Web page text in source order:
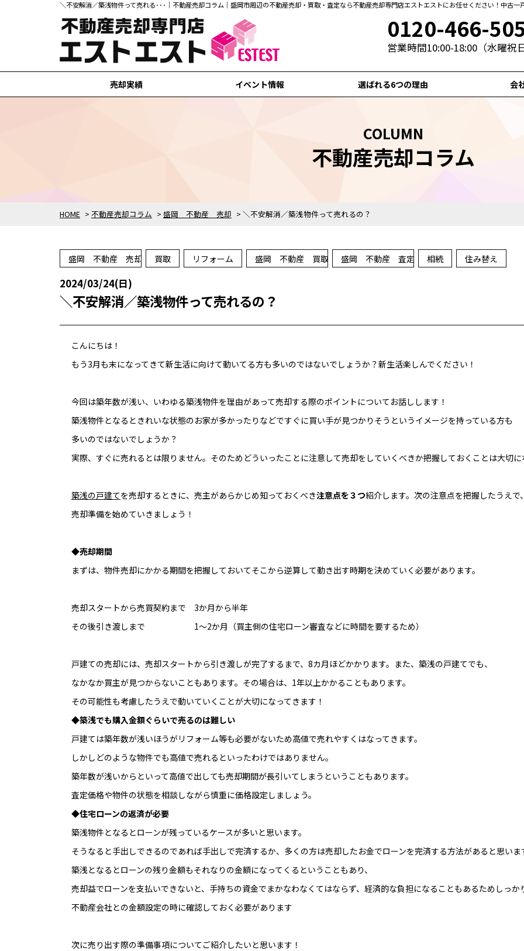
＼不安解消／築浅物件って売れる･･･｜不動産売却コラム｜盛岡市周辺の不動産売却・買取・査定なら不動産売却専門店エストエストにお任せください！中古
0120-466-
営業時間10:00-18:00（水曜祝
売却実績
盛岡市の売却実績
滝沢市の売却実績
矢巾町の売却実績
紫波町の売却実績
花巻市の売却実績
イベント情報 選ばれる6つの理由 会
HOME > 不動産売却コラム > 盛岡 不動産 売却 > ＼不安解消／築浅物件って売れるの？
COLUMN
不動産売却コラム
盛岡 不動産 売却 買取 リフォーム 盛岡 不動産 買取 盛岡 不動産 査定 相続 住み替え
2024/03/24(日)
＼不安解消／築浅物件って売れるの？
こんにちは！
もう3月も末になってきて新生活に向けて動いてる方も多いのではないでしょうか？新生活楽しんでください！
今回は築年数が浅い、いわゆる築浅物件を理由があって売却する際のポイントについてお話しします！
築浅物件となるときれいな状態のお家が多かったりなどですぐに買い手が見つかりそうというイメージを持っている方も
多いのではないでしょうか？
実際、すぐに売れるとは限りません。そのためどういったことに注意して売却をしていくべきか把握しておくことは大切に
築浅の戸建てを売却するときに、売主があらかじめ知っておくべき注意点を３つ紹介します。次の注意点を把握したうえで、
売却準備を始めていきましょう！
◆売却期間
まずは、物件売却にかかる期間を把握しておいてそこから逆算して動き出す時期を決めていく必要があります。
売却スタートから売買契約まで 3か月から半年
その後引き渡しまで 1～2か月（買主側の住宅ローン審査などに時間を要するため）
戸建ての売却には、売却スタートから引き渡しが完了するまで、8カ月ほどかかります。また、築浅の戸建てでも、
なかなか買主が見つからないこともあります。その場合は、1年以上かかることもあります。
その可能性も考慮したうえで動いていくことが大切になってきます！
◆築浅でも購入金額ぐらいで売るのは難しい
戸建ては築年数が浅いほうがリフォーム等も必要がないため高値で売れやすくはなってきます。
しかしどのような物件でも高値で売れるといったわけではありません。
築年数が浅いからといって高値で出しても売却期間が長引いてしまうということもあります。
査定価格や物件の状態を相談しながら慎重に価格設定しましょう。
◆住宅ローンの返済が必要
築浅物件となるとローンが残っているケースが多いと思います。
そうなると手出しできるのであれば手出しで完済するか、多くの方は売却したお金でローンを完済する方法があると思いま
築浅となるとローンの残り金額もそれなりの金額になってくるということもあり、
売却益でローンを支払いできないと、手持ちの資金でまかなわなくてはならず、経済的な負担になることもあるためしっか
不動産会社との金額設定の時に確認しておく必要があります
次に売り出す際の準備事項についてご紹介したいと思います！